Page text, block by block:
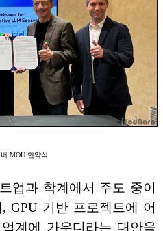
MOU 협약식
업과 학계에서 주도 중이
GPU 기반 프로젝트에 어
계에 가우디라는 대안을